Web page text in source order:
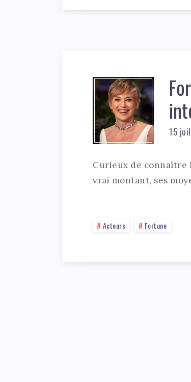
15
Curieux de connaître
vrai montant, ses
Acteurs Fortune